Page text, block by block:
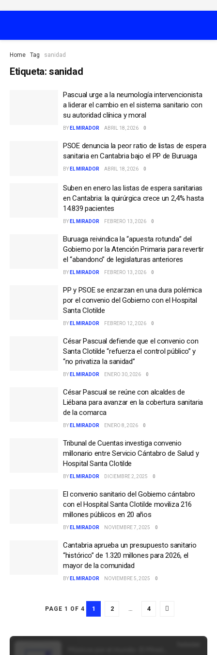
Home Tag sanidad
Etiqueta: sanidad
Pascual urge a la neumología intervencionista
a liderar el cambio en el sistema sanitario con
su autoridad clínica y moral
BY EL MIRADOR ABRIL 18, 2026 0
PSOE denuncia la peor ratio de listas de espera
sanitaria en Cantabria bajo el PP de Buruaga
BY EL MIRADOR ABRIL 18, 2026 0
Suben en enero las listas de espera sanitarias
en Cantabria: la quirúrgica crece un 2,4% hasta
14.839 pacientes
BY EL MIRADOR FEBRERO 13, 2026 0
Buruaga reivindica la “apuesta rotunda” del
Gobierno por la Atención Primaria para revertir
el “abandono” de legislaturas anteriores
BY EL MIRADOR FEBRERO 13, 2026 0
PP y PSOE se enzarzan en una dura polémica
por el convenio del Gobierno con el Hospital
Santa Clotilde
BY EL MIRADOR FEBRERO 12, 2026 0
César Pascual defiende que el convenio con
Santa Clotilde “refuerza el control público” y
“no privatiza la sanidad”
BY EL MIRADOR ENERO 30, 2026 0
César Pascual se reúne con alcaldes de
Liébana para avanzar en la cobertura sanitaria
de la comarca
BY EL MIRADOR ENERO 8, 2026 0
Tribunal de Cuentas investiga convenio
millonario entre Servicio Cántabro de Salud y
Hospital Santa Clotilde
BY EL MIRADOR DICIEMBRE 2, 2025 0
El convenio sanitario del Gobierno cántabro
con el Hospital Santa Clotilde moviliza 216
millones públicos en 20 años
BY EL MIRADOR NOVIEMBRE 7, 2025 0
Cantabria aprueba un presupuesto sanitario
“histórico” de 1.320 millones para 2026, el
mayor de la comunidad
BY EL MIRADOR NOVIEMBRE 5, 2025 0
PAGE 1 OF 4 1 2 4